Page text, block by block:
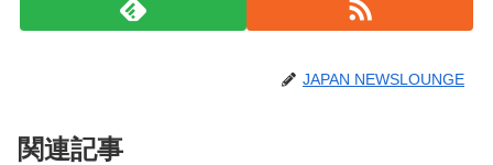
JAPAN NEWSLOUNGE
関連記事